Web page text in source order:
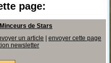
page:
de Stars
un article
envoyer cette page
newsletter